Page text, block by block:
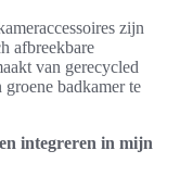
zijn
afbreekbare
van gerecycled
groene badkamer te
integreren in mijn